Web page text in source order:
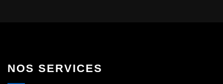
NOS SERVICES